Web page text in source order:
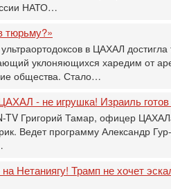
НАТО…
тюрьму?»
в ЦАХАЛ
уклоняющихся харедим от
общества. Стало…
- не игрушка! Израиль
TV Григорий Тамар, офицер
Ведет программу Александр
Нетаниягу! Трамп не хочет